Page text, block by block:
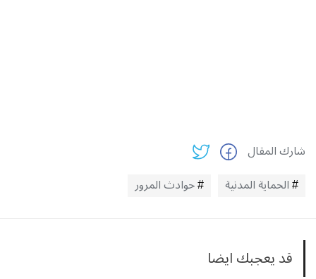
شارك المقال
الحماية المدنية
حوادث المرور
قد يعجبك ايضا